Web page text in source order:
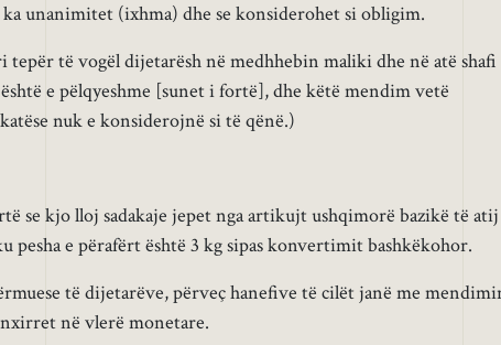
unanimitet (ixhma) dhe se konsiderohet si obligim.
të vogël dijetarësh në medhhebin maliki dhe në atë shafi
e pëlqyeshme [sunet i fortë], dhe këtë mendim vetë
nuk e konsiderojnë si të qënë.)
se kjo lloj sadakaje jepet nga artikujt ushqimorë bazikë të atij
pesha e përafërt është 3 kg sipas konvertimit bashkëkohor.
të dijetarëve, përveç hanefive të cilët janë me
në vlerë monetare.